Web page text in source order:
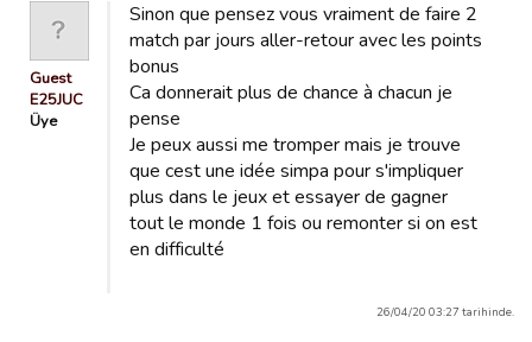
Guest
E25JUC
Üye
Sinon que pensez vous vraiment de faire 2
match par jours aller-retour avec les points
bonus
Ca donnerait plus de chance à chacun je
pense
Je peux aussi me tromper mais je trouve
que cest une idée simpa pour s'impliquer
plus dans le jeux et essayer de gagner
tout le monde 1 fois ou remonter si on est
en difficulté
26/04/20 03:27 tarihinde.